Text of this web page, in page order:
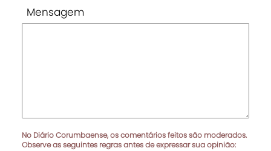
Mensagem
No Diário Corumbaense, os comentários feitos são moderados.
Observe as seguintes regras antes de expressar sua opinião: